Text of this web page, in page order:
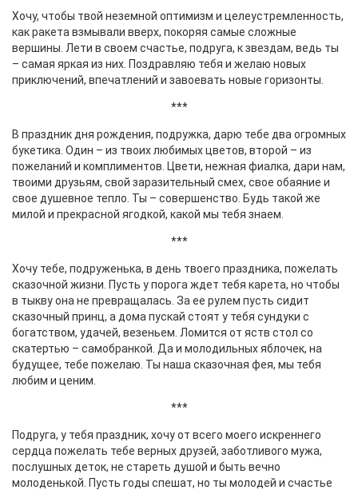
Хочу, чтобы твой неземной оптимизм и целеустремленность,
как ракета взмывали вверх, покоряя самые сложные
вершины. Лети в своем счастье, подруга, к звездам, ведь ты
– самая яркая из них. Поздравляю тебя и желаю новых
приключений, впечатлений и завоевать новые горизонты.
***
В праздник дня рождения, подружка, дарю тебе два огромных
букетика. Один – из твоих любимых цветов, второй – из
пожеланий и комплиментов. Цвети, нежная фиалка, дари нам,
твоими друзьям, свой заразительный смех, свое обаяние и
свое душевное тепло. Ты – совершенство. Будь такой же
милой и прекрасной ягодкой, какой мы тебя знаем.
***
Хочу тебе, подруженька, в день твоего праздника, пожелать
сказочной жизни. Пусть у порога ждет тебя карета, но чтобы
в тыкву она не превращалась. За ее рулем пусть сидит
сказочный принц, а дома пускай стоят у тебя сундуки с
богатством, удачей, везеньем. Ломится от яств стол со
скатертью – самобранкой. Да и молодильных яблочек, на
будущее, тебе пожелаю. Ты наша сказочная фея, мы тебя
любим и ценим.
***
Подруга, у тебя праздник, хочу от всего моего искреннего
сердца пожелать тебе верных друзей, заботливого мужа,
послушных деток, не стареть душой и быть вечно
молоденькой. Пусть годы спешат, но ты молодей и счастье